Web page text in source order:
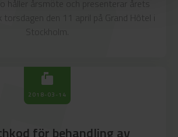
håller årsmöte och presenterar årets
den 11 april på Grand Hôtel i
Stockholm.
markunread_mailbox
2018-03-14
för behandling av